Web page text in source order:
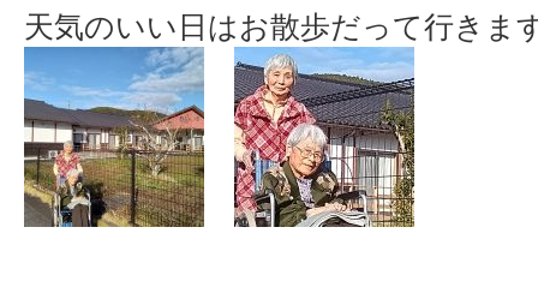
天気のいい日はお散歩だって行きま